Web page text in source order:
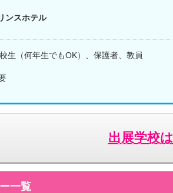
ンスホテル
生（何年生でもOK）、保護者、教員
出展学校は
一覧